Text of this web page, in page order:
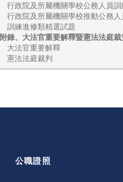
行政院及所屬機關學校公務人員訓
行政院及所屬機關學校推動公務人
訓練進修類精選試題
附錄、大法官重要解釋暨憲法法庭裁
大法官重要解釋
憲法法庭裁判
公職證照